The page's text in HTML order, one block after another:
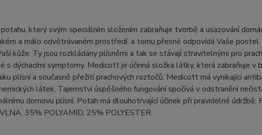
který svým speciálním složením zabraňuje tvorbě a usazování
a málo odvětrávaném prostředí, a tomu přesně odpovídá Vaše
kůže. Ty jsou rozkládány plísněmi a tak se stávají stravitelnými pro
s dýchacími symptomy. Medicott je účinná složka látky, která zabraňuje v
plísní a současně přežití prachových roztočů. Medicott má vynikající
látek. Tajemství úspěšného fungování spočívá v odstranění
domovu plísní. Potah má dlouhotrvající účinek při pravidelné údržbě.
35% POLYAMID, 25% POLYESTER.